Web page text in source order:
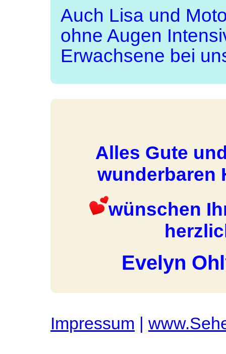
Auch Lisa und
ohne Augen
Erwachsene bei
Alles Gute
wunderbaren
wünschen
Evelyn
Impressum |